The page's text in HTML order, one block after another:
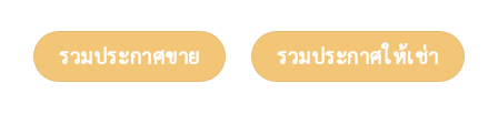
รวมประกาศขาย รวมประกาศให้เช่า